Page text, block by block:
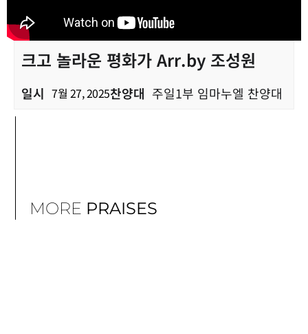
크고 놀라운 평화가 Arr.by 조성원
일시 7월 27, 2025찬양대 주일1부 임마누엘 찬양대
MORE PRAISES